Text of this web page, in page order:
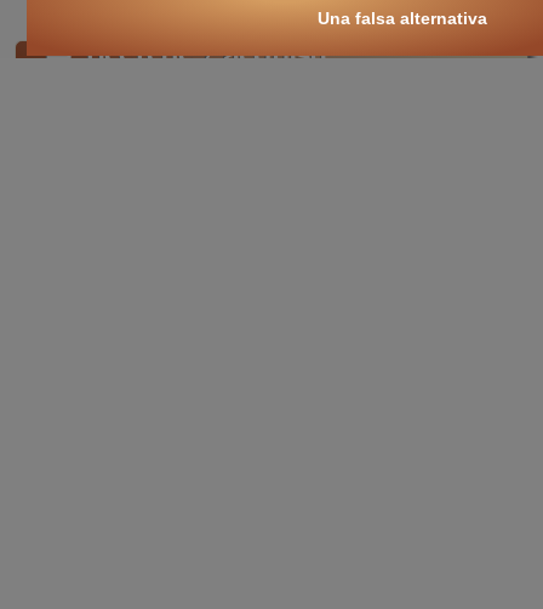
🛒ricerche / acquisti
Una falsa alternativa